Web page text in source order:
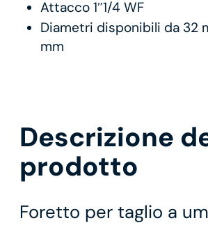
Attacco 1″1/4 WF
Diametri disponibili da 32
mm
Descrizione
prodotto
Foretto per taglio a